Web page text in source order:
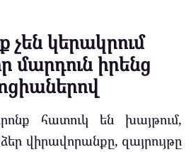
չեն կերակրում
մարդուն իրենց
հատուկ են խայթում,
վիրավորանքը, զայրույթը